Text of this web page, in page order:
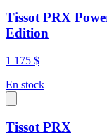
Tissot PRX
Edition
1 175 $
En stock
Tissot PRX